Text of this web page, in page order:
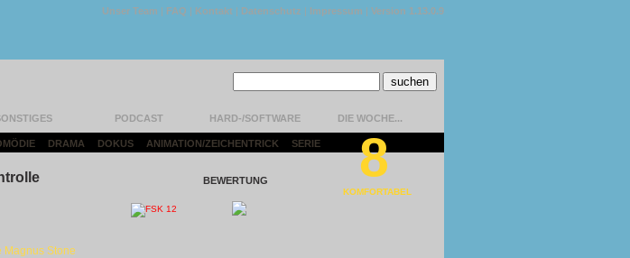
Unser Team | FAQ | Kontakt | Datenschutz | Impressum | Version 1.13.0.9
PODCAST HARD-/SOFTWARE DIE WOCHE...
DRAMA DOKUS ANIMATION/ZEICHENTRICK SERIE
Magnus Stone
BEWERTUNG 8
KOMFORTABEL